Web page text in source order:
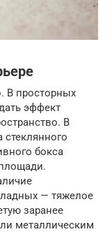
В просторных
эффект
В
стеклянного
бокса
— тяжелое
заранее
металлическим